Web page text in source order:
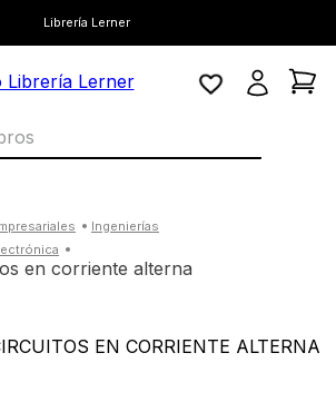
Librería Lerner
ingenierías
en corriente alterna